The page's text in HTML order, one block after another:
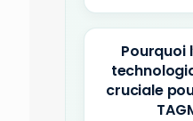
Pourquoi
cruciale